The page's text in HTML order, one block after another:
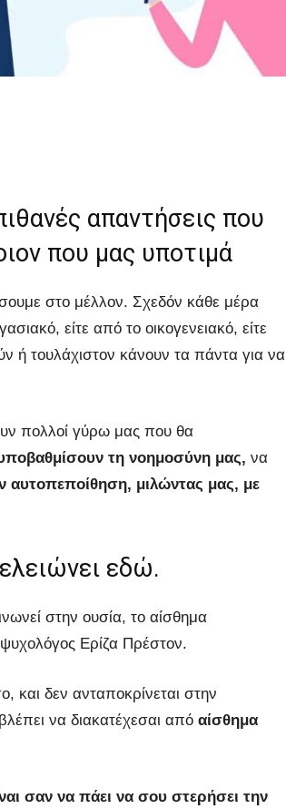
απαντήσεις που
που μας υποτιμά
στο μέλλον. Σχεδόν κάθε μέρα
είτε από το οικογενειακό, είτε
ή τουλάχιστον κάνουν τα πάντα για να
πολλοί γύρω μας που θα
τη νοημοσύνη μας, να
αυτοπεποίθηση, μιλώντας μας, με
εδώ.
στην ουσία, το αίσθημα
Ερίζα Πρέστον.
και δεν ανταποκρίνεται στην
να διακατέχεσαι από αίσθημα
σαν να πάει να σου στερήσει την